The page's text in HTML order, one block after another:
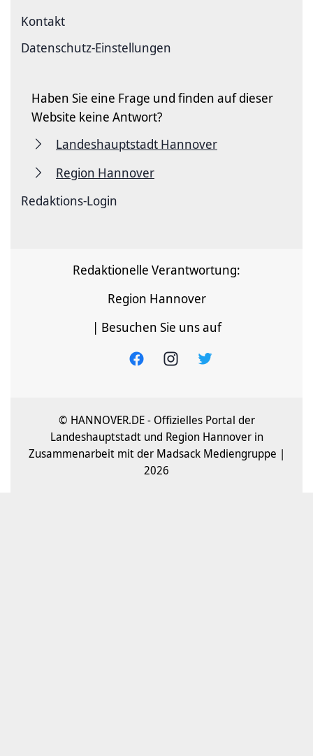
Kontakt
Datenschutz-Einstellungen
Haben Sie eine Frage und finden auf dieser
Website keine Antwort?
Landeshauptstadt Hannover
Region Hannover
Redaktions-Login
Redaktionelle Verantwortung:
Region Hannover
| Besuchen Sie uns auf
© HANNOVER.DE - Offizielles Portal der
Landeshauptstadt und Region Hannover in
Zusammenarbeit mit der Madsack Mediengruppe |
2026